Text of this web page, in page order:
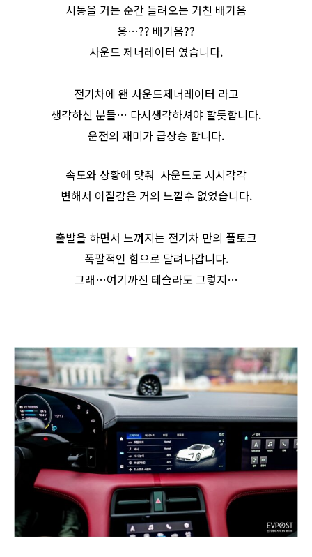
시동을 거는 순간 들려오는 거친 배기음
응…?? 배기음??
사운드 제너레이터 였습니다.
전기차에 왠 사운드제너레이터 라고
생각하신 분들… 다시생각하셔야 할듯합니다.
운전의 재미가 급상승 합니다.
속도와 상황에 맞춰 사운드도 시시각각
변해서 이질감은 거의 느낄수 없었습니다.
출발을 하면서 느껴지는 전기차 만의 풀토크
폭팔적인 힘으로 달려나갑니다.
그래…여기까진 테슬라도 그렇지…